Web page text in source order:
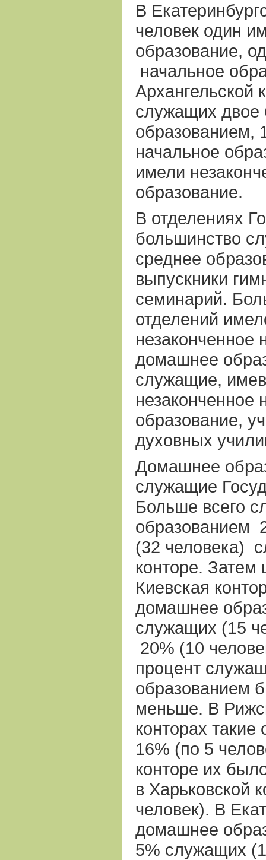
В
человек один
образование,
начальное
Архангельской
служащих двое
образованием,
начальное
имели
образование.
В отделениях
большинство
среднее
выпускники
семинарий.
отделений
незаконченное
домашнее
служащие,
незаконченное
образование,
духовных
Домашнее
служащие
Больше всего
образованием
(32 человека)
конторе.
Киевская
домашнее
служащих (15
20% (10
процент
образованием
меньше. В
конторах
16% (по 5
конторе их
в Харьковской
человек). В
домашнее
5% служащих